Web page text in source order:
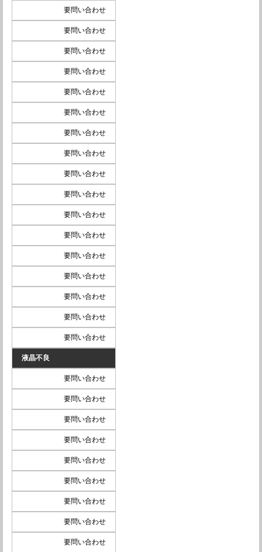
要問い合わせ
要問い合わせ
要問い合わせ
要問い合わせ
要問い合わせ
要問い合わせ
要問い合わせ
要問い合わせ
要問い合わせ
要問い合わせ
要問い合わせ
要問い合わせ
要問い合わせ
要問い合わせ
要問い合わせ
要問い合わせ
要問い合わせ
液晶不良
要問い合わせ
要問い合わせ
要問い合わせ
要問い合わせ
要問い合わせ
要問い合わせ
要問い合わせ
要問い合わせ
要問い合わせ